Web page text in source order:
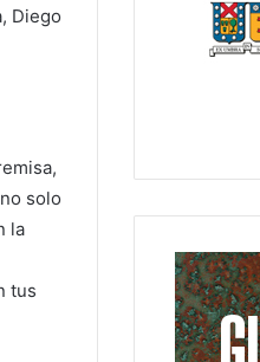
Diego
solo
la
tus